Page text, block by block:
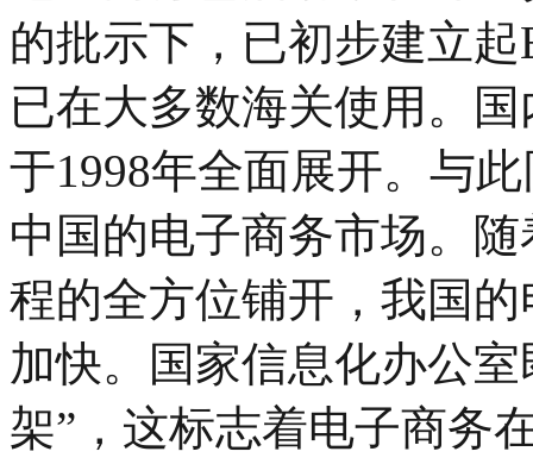
的批示下，已初步建立
已在大多数海关使用。
于1998年全面展开。与
中国的电子商务市场。
程的全方位铺开，我国
加快。国家信息化办公
架”，这标志着电子商务